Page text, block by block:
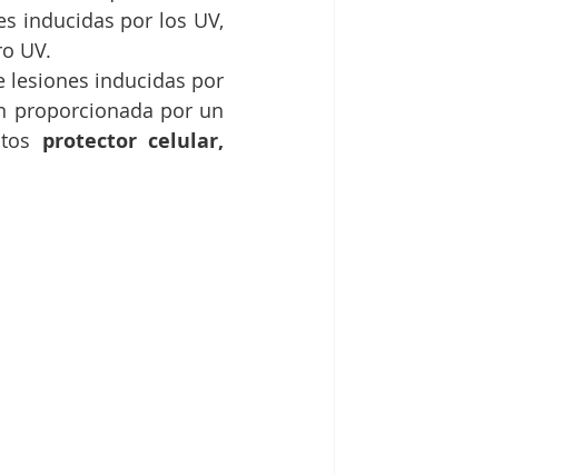
inducidas por los UV,
UV.
lesiones inducidas por
proporcionada por un
protector celular,